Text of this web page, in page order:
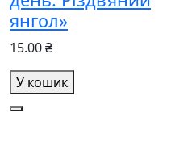
янгол»
15.00 ₴
У кошик